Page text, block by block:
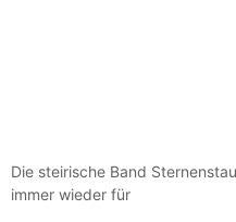
Die steirische Band
immer wieder für